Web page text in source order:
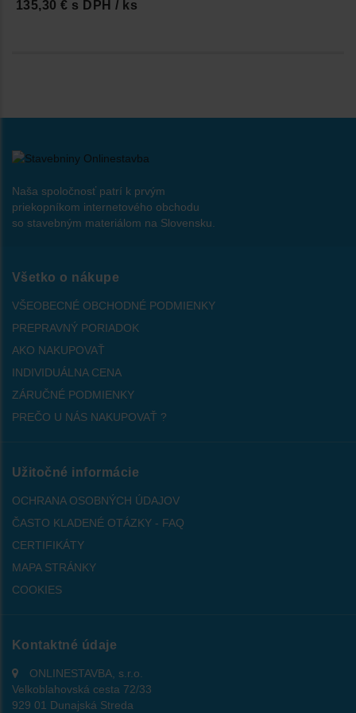
135,30 € s DPH / ks
Naša spoločnosť patrí k prvým
priekopníkom internetového obchodu
so stavebným materiálom na Slovensku.
Všetko o nákupe
VŠEOBECNÉ OBCHODNÉ PODMIENKY
PREPRAVNÝ PORIADOK
AKO NAKUPOVAŤ
INDIVIDUÁLNA CENA
ZÁRUČNÉ PODMIENKY
PREČO U NÁS NAKUPOVAŤ ?
Užitočné informácie
OCHRANA OSOBNÝCH ÚDAJOV
ČASTO KLADENÉ OTÁZKY - FAQ
CERTIFIKÁTY
MAPA STRÁNKY
COOKIES
Kontaktné údaje
ONLINESTAVBA, s.r.o.
Velkoblahovská cesta 72/33
929 01 Dunajská Streda